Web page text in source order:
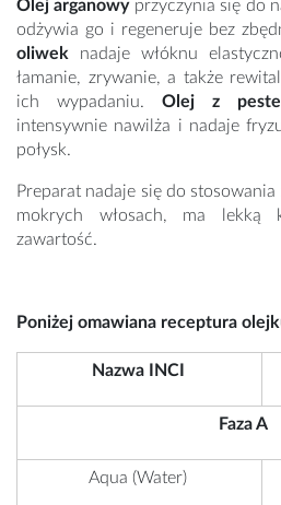
Olej arganowyprzyczynia się do
odżywia go i regeneruje bez
oliwek nadaje włóknu
łamanie, zrywanie, a także
ich wypadaniu. Olej z
intensywnie nawilża i nadaje
połysk.
Preparat nadaje się do
mokrych włosach, ma lekką
zawartość.
Poniżej omawiana receptura
Nazwa INCI
Faza A
Aqua (Water)